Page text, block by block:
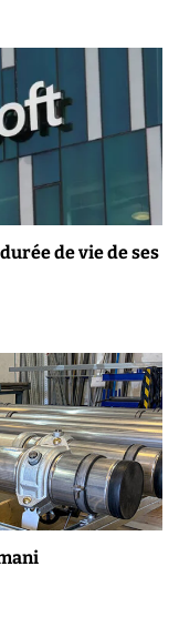
de vie de ses